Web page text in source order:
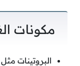
مكونات
البروتينات